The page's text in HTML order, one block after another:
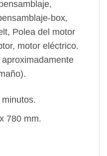
box,
Polea del motor
motor eléctrico.
780 mm.